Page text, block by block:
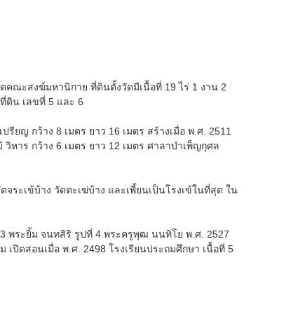
คณะสงฆ์มหานิกาย ที่ดินตั้งวัดมีเนื้อที่ 19 ไร่ 1 งาน 2
ดิน เลขที่ 5 และ 6
ยญ กว้าง 8 เมตร ยาว 16 เมตร สร้างเมื่อ พ.ศ. 2511
หาร กว้าง 6 เมตร ยาว 12 เมตร ศาลาบำเพ็ญกุศล
จระเข้บ้าง วัดตะเฆ่บ้าง และเพี้ยนเป็นโรงเข้ในที่สุด ใน
พระยิ้ม จนทสิริ รูปที่ 4 พระครูพุฒ นนทิโย พ.ศ. 2527
ปิดสอนเมื่อ พ.ศ. 2498 โรงเรียนประถมศึกษา เนื้อที่ 5